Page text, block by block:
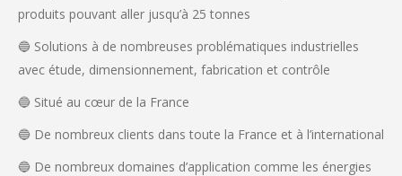
produits pouvant aller jusqu’à 25 tonnes
🔵 Solutions à de nombreuses problématiques industrielles
avec étude, dimensionnement, fabrication et contrôle
🔵 Situé au cœur de la France
🔵 De nombreux clients dans toute la France et à l’international
🔵 De nombreux domaines d’application comme les énergies